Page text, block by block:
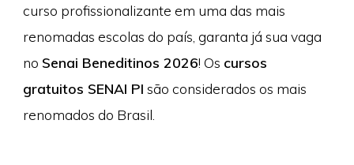
curso profissionalizante em uma das mais
renomadas escolas do país, garanta já sua vaga
no Senai Beneditinos 2026! Os cursos
gratuitos SENAI PI são considerados os mais
renomados do Brasil.